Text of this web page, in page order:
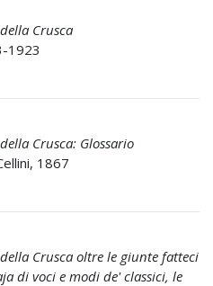
Crusca
1923
Crusca: Glossario
1867
Crusca oltre le giunte fatteci
di voci e modi de' classici, le